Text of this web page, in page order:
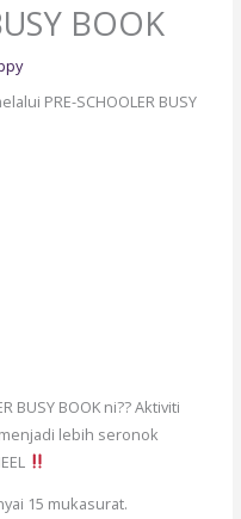
BOOK
PRE-SCHOOLER BUSY
BUSY BOOK ni?? Aktiviti
lebih seronok
15 mukasurat.